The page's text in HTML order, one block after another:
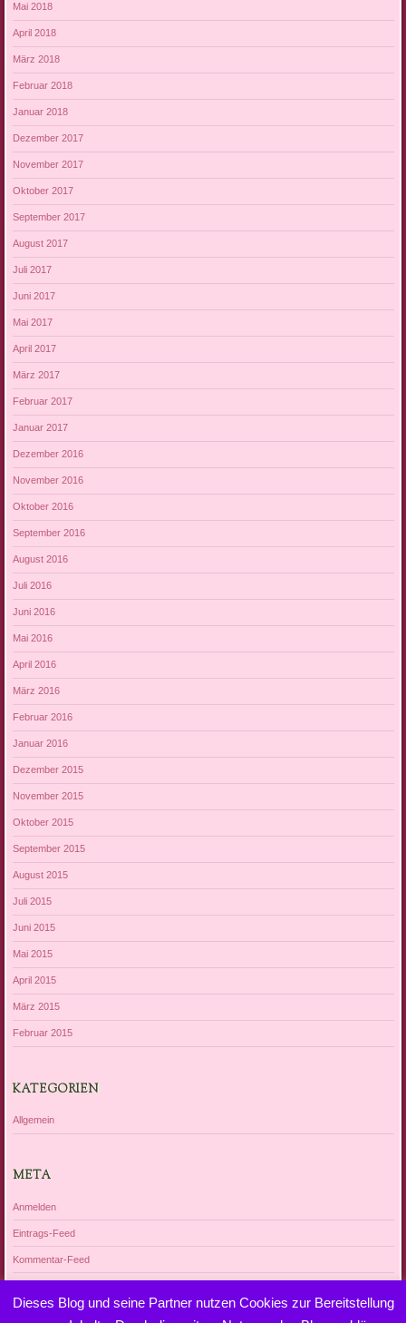
Mai 2018
April 2018
März 2018
Februar 2018
Januar 2018
Dezember 2017
November 2017
Oktober 2017
September 2017
August 2017
Juli 2017
Juni 2017
Mai 2017
April 2017
März 2017
Februar 2017
Januar 2017
Dezember 2016
November 2016
Oktober 2016
September 2016
August 2016
Juli 2016
Juni 2016
Mai 2016
April 2016
März 2016
Februar 2016
Januar 2016
Dezember 2015
November 2015
Oktober 2015
September 2015
August 2015
Juli 2015
Juni 2015
Mai 2015
April 2015
März 2015
Februar 2015
KATEGORIEN
Allgemein
META
Anmelden
Eintrags-Feed
Kommentar-Feed
Dieses Blog und seine Partner nutzen Cookies zur Bereitstellung